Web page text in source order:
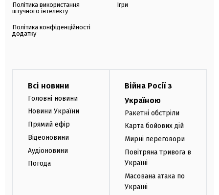
Політика використання
штучного інтелекту
Політика конфіденційності
додатку
Ігри
Всі новини
Головні новини
Новини України
Прямий ефір
Відеоновини
Аудіоновини
Погода
Війна Росії з
Україною
Ракетні обстріли
Карта бойових дій
Мирні переговори
Повітряна тривога в
Україні
Масована атака по
Україні